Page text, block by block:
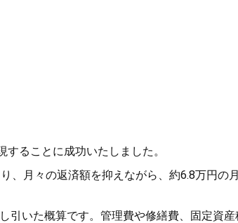
ることに成功いたしました。
、月々の返済額を抑えながら、約6.8万円の
いた概算です。管理費や修繕費、固定資産